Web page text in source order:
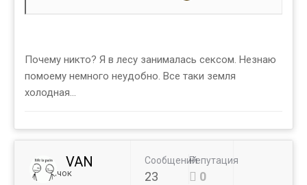
Почему никто? Я в лесу занималась сексом. Незнаю
помоему немного неудобно. Все таки земля
холодная...
VAN
Новичок
Сообщений
23
Репутация
0